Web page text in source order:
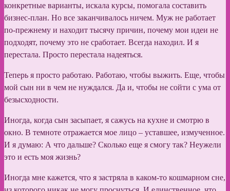
конкретные варианты, искала курсы, помогала составить
бизнес-план. Но все заканчивалось ничем. Муж не работает
по-прежнему и находит тысячу причин, почему мои идеи не
подходят, почему это не сработает. Всегда находил. И я
перестала. Просто перестала надеяться.
Теперь я просто работаю. Работаю, чтобы выжить. Еще, чтобы
мой сын ни в чем не нуждался. Да и, чтобы не сойти с ума от
безысходности.
Иногда, когда сын засыпает, я сажусь на кухне и смотрю в
окно. В темноте отражается мое лицо – уставшее, измученное.
И я думаю: А что дальше? Сколько еще я смогу так? Неужели
это и есть моя жизнь?
Иногда мне кажется, что я застряла в каком-то кошмарном сне,